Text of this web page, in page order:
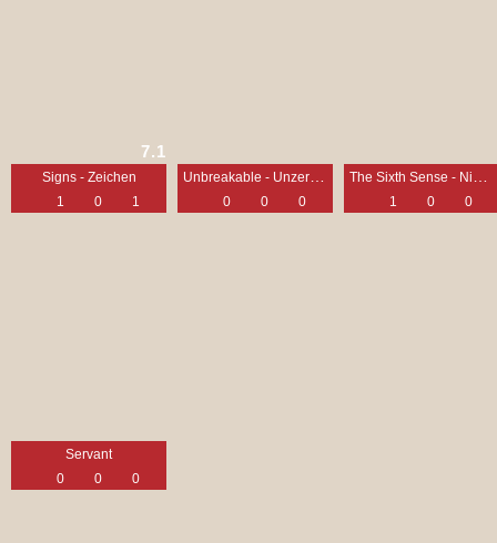
Signs - Zeichen
7.1
1 0 1 0 0 0 1 0 0
Servant
0
0 0